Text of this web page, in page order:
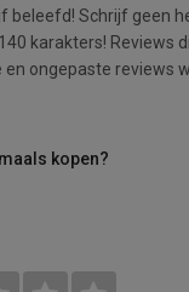
beleefd! Schrijf geen
karakters! Reviews
en ongepaste reviews
kopen?